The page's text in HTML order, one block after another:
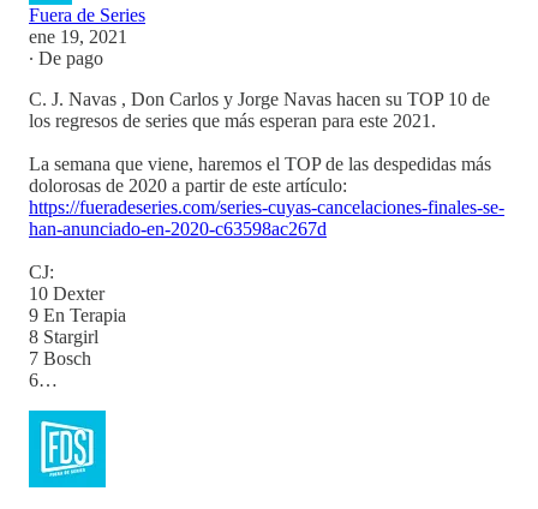
Fuera de Series
ene 19, 2021
∙ De pago
C. J. Navas , Don Carlos y Jorge Navas hacen su TOP 10 de
los regresos de series que más esperan para este 2021.
La semana que viene, haremos el TOP de las despedidas más
dolorosas de 2020 a partir de este artículo:
https://fueradeseries.com/series-cuyas-cancelaciones-finales-se-
han-anunciado-en-2020-c63598ac267d
CJ:
10 Dexter
9 En Terapia
8 Stargirl
7 Bosch
6…